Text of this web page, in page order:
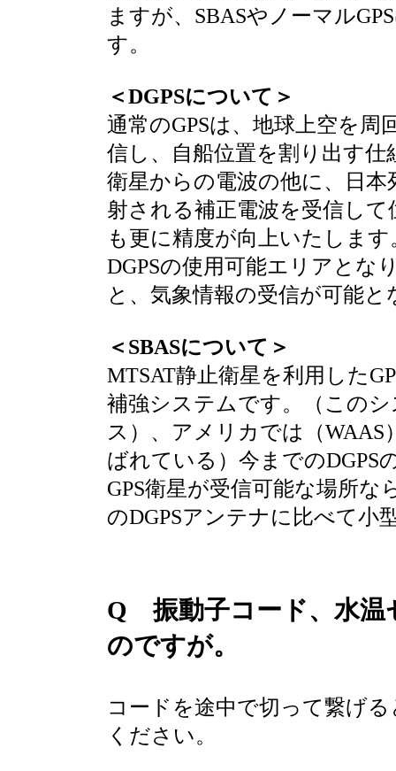
ますが、SBASやノーマル
す。
＜DGPSについて＞
通常のGPSは、地球上空を
信し、自船位置を割り出す仕
衛星からの電波の他に、日
射される補正電波を受信し
も更に精度が向上いたしま
DGPSの使用可能エリアとな
と、気象情報の受信が可能と
＜SBASについて＞
MTSAT静止衛星を利用した
補強システムです。（この
ス）、アメリカでは（WAAS
ばれている）今までのDGPS
GPS衛星が受信可能な場所
のDGPSアンテナに比べて小
Q 振動子コード、水温
のですが。
コードを途中で切って繋げ
ください。